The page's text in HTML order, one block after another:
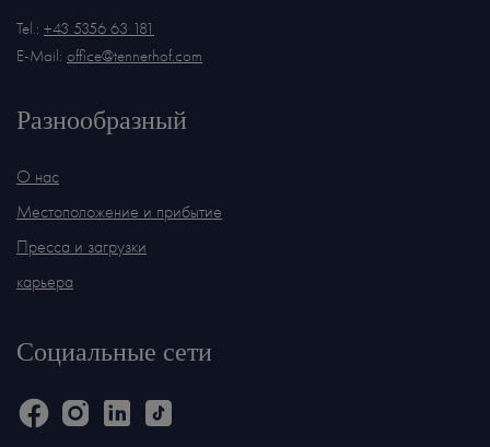
Tel.: +43 5356 63 181
E-Mail: office@tennerhof.com
Разнообразный
О нас
Местоположение и прибытие
Пресса и загрузки
карьера
Социальные сети